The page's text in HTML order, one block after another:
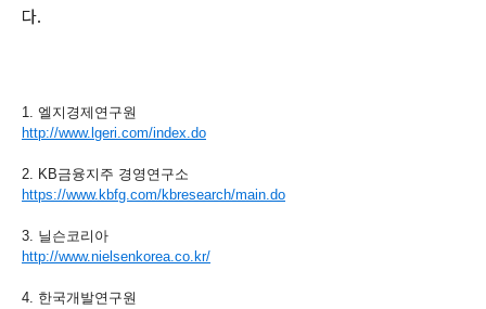
다.
1. 엘지경제연구원
http://www.lgeri.com/index.do
2. KB금융지주 경영연구소
https://www.kbfg.com/kbresearch/main.do
3. 닐슨코리아
http://www.nielsenkorea.co.kr/
4. 한국개발연구원